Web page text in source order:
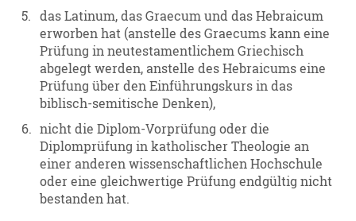
5.
das Latinum, das Graecum und das Hebraicum
erworben hat (anstelle des Graecums kann eine
Prüfung in neutestamentlichem Griechisch
abgelegt werden, anstelle des Hebraicums eine
Prüfung über den Einführungskurs in das
biblisch-semitische Denken),
6. nicht die Diplom-Vorprüfung oder die
Diplomprüfung in katholischer Theologie an
einer anderen wissenschaftlichen Hochschule
oder eine gleichwertige Prüfung endgültig nicht
bestanden hat.